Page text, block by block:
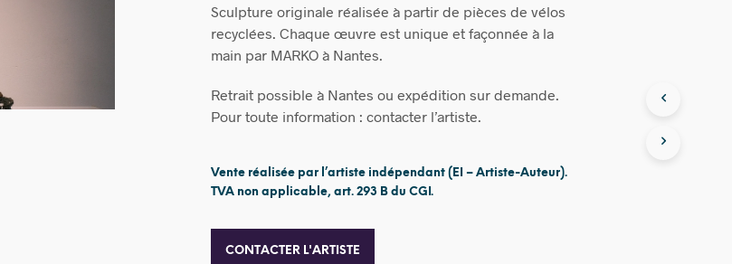
Sculpture originale réalisée à partir de pièces de vélos
recyclées. Chaque œuvre est unique et façonnée à la
main par MARKO à Nantes.
Retrait possible à Nantes ou expédition sur demande.
Pour toute information : contacter l’artiste.
Vente réalisée par l’artiste indépendant (EI – Artiste-Auteur).
TVA non applicable, art. 293 B du CGI.
CONTACTER L'ARTISTE